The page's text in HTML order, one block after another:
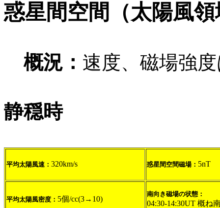
惑星間空間（太陽風
概況： 速度、磁場強
静穏時
平均太陽風速： 320km/s 惑星間空間磁場： 5nT
平均太陽風密度： 5個/cc(3→10)
南向き磁場の状態：
04:30-14:30UT 概ね